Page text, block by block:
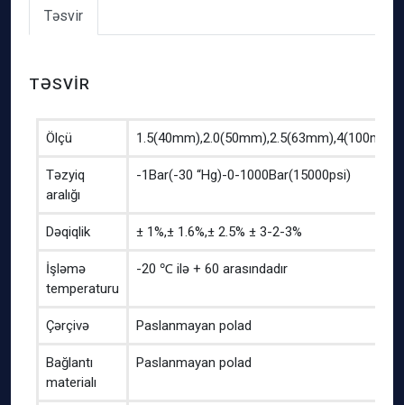
Təsvir
TƏSVIR
Ölçü 1.5(40mm),2.0(50mm),2.5(63mm),4(100mm)
Təzyiq
aralığı
-1Bar(-30 “Hg)-0-1000Bar(15000psi)
Dəqiqlik ± 1%,± 1.6%,± 2.5% ± 3-2-3%
İşləmə
temperaturu
-20 ℃ ilə + 60 arasındadır
Çərçivə Paslanmayan polad
Bağlantı
materialı
Paslanmayan polad